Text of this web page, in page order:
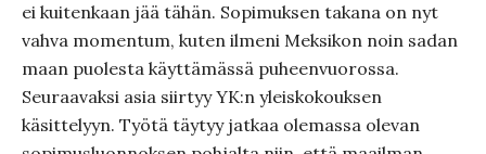
ei kuitenkaan jää tähän. Sopimuksen takana on nyt
vahva momentum, kuten ilmeni Meksikon noin sadan
maan puolesta käyttämässä puheenvuorossa.
Seuraavaksi asia siirtyy YK:n yleiskokouksen
käsittelyyn. Työtä täytyy jatkaa olemassa olevan